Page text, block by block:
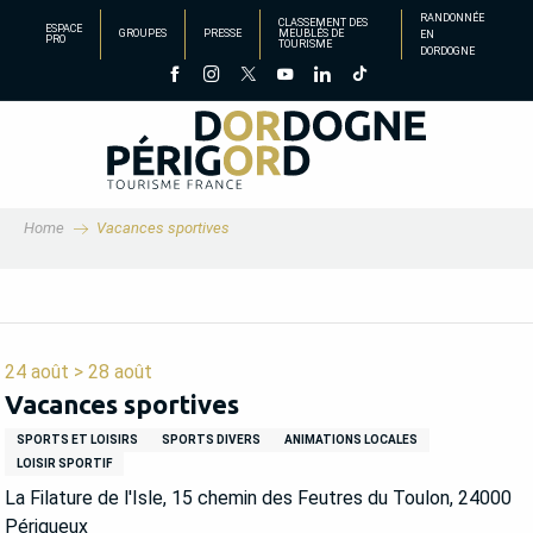
principal
ESPACE
PRO
GROUPES PRESSE
CLASSEMENT DES
MEUBLÉS DE
TOURISME
RANDONNÉE
EN
DORDOGNE
Home Vacances sportives
24 août > 28 août
Vacances sportives
SPORTS ET LOISIRS SPORTS DIVERS
ANIMATIONS LOCALES
LOISIR SPORTIF
La Filature de l'Isle, 15 chemin des Feutres du Toulon, 24000
Périgueux